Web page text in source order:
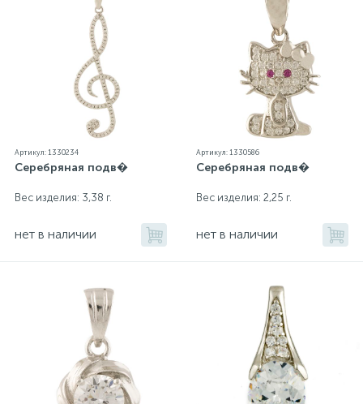
Артикул: 1330234
Серебряная подв�
Вес изделия: 3,38 г.
нет в наличии
Артикул: 1330586
Серебряная подв�
Вес изделия: 2,25 г.
нет в наличии